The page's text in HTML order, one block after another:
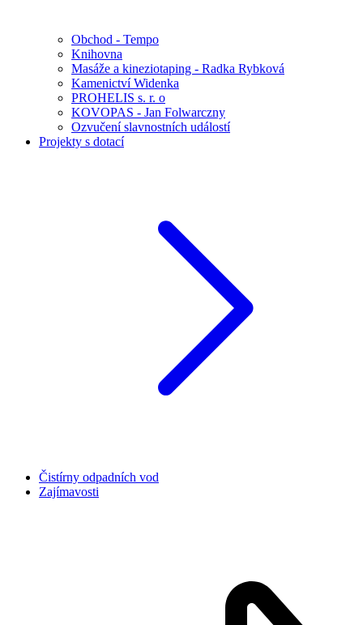
Obchod - Tempo
Knihovna
Masáže a kineziotaping - Radka Rybková
Kamenictví Widenka
PROHELIS s. r. o
KOVOPAS - Jan Folwarczny
Ozvučení slavnostních událostí
Projekty s dotací
Čistírny odpadních vod
Zajímavosti